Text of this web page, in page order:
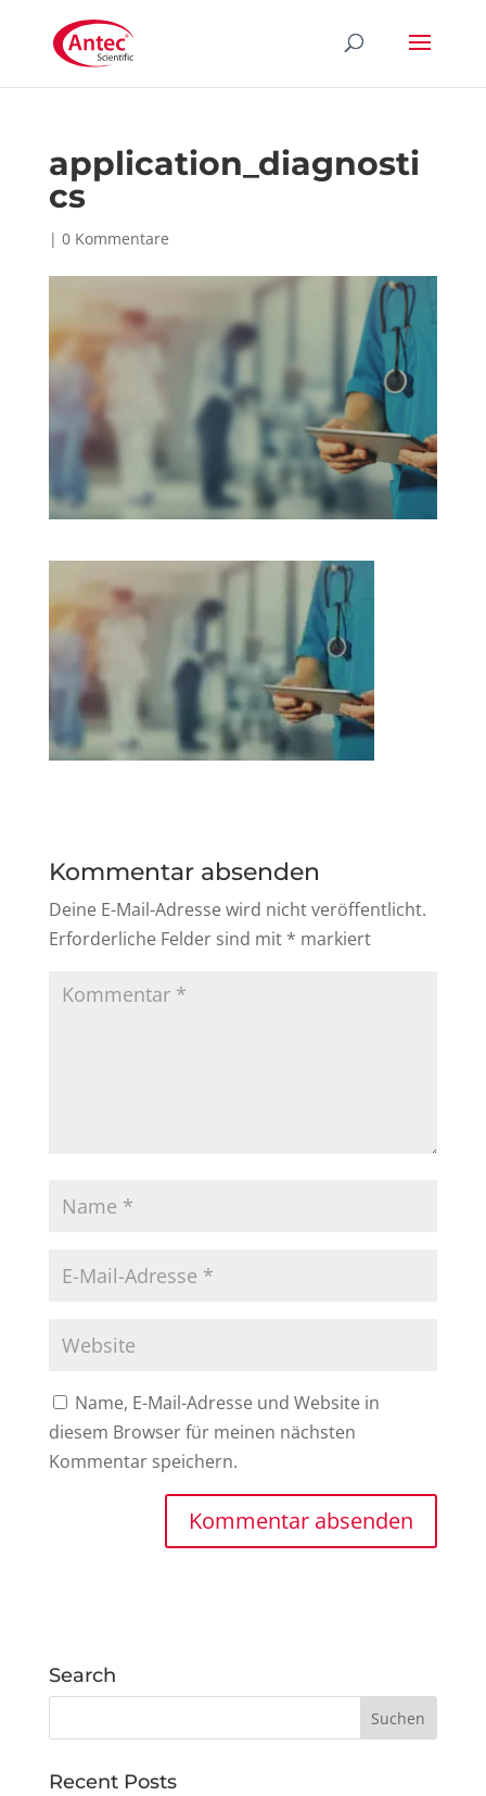
application_diagnosti
cs
| 0 Kommentare
Kommentar absenden
Deine E-Mail-Adresse wird nicht veröffentlicht.
Erforderliche Felder sind mit * markiert
Name, E-Mail-Adresse und Website in
diesem Browser für meinen nächsten
Kommentar speichern.
Search
Recent Posts